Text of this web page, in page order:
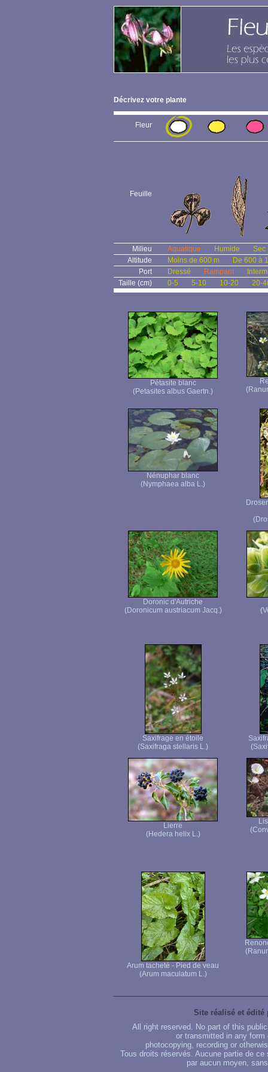
Décrivez votre plante
Fleur
Feuille
Milieu Aquatique Humide
Sec
Altitude
Moins de 600 m
De 600 à
Port
Dressé Rampant
Taille (cm)
0-5 5-10 10-20 20-
Pétasite blanc
(Petasites albus Gaertn.)
Nénuphar blanc
(Nymphaea alba L.)
Doronic d'Autriche
(Doronicum austriacum Jacq.)
Saxifrage en étoile
(Saxifraga stellaris L.)
Lierre
(Hedera helix L.)
Arum tacheté - Pied de veau
(Arum maculatum L.)
Site réalisé et édité
All right reserved. No part of this
or transmitted in any
photocopying, recording or
Tous droits réservés. Aucune partie de
par aucun moyen,